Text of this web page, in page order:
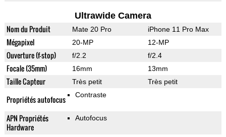
Ultrawide Camera
Nom du Produit Mate 20 Pro iPhone 11 Pro Max
Mégapixel 20-MP 12-MP
Ouverture (f-stop) f/2.2 f/2.4
Focale (35mm) 16mm 13mm
Taille Capteur Très petit Très petit
Propriétés autofocus Contraste
APN Propriétés
Hardware
Autofocus